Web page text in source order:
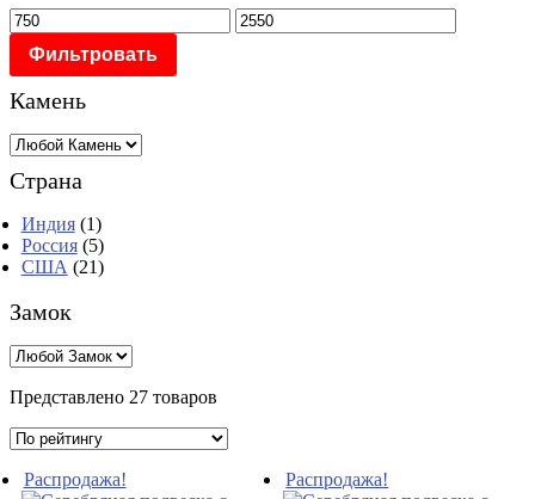
Фильтровать
Камень
Страна
Индия (1)
Россия (5)
США (21)
Замок
Представлено 27 товаров
Распродажа! Распродажа!